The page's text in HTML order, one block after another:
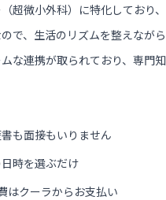
超微小外科）に特化しており
で、生活のリズムを整えなが
な連携が取られており、専門
も面接もいりません
時を選ぶだけ
はクーラからお支払い